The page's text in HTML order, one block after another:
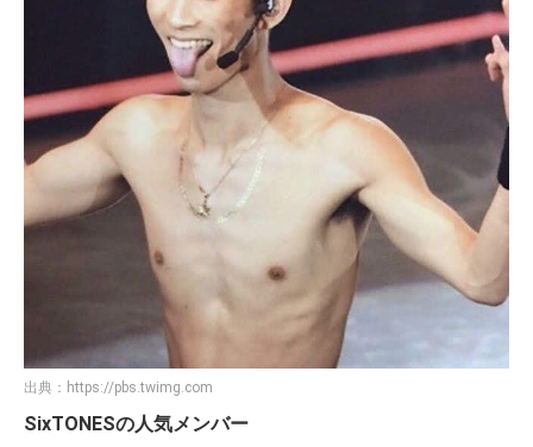
出典： https://pbs.twimg.com
SixTONESの人気メンバー